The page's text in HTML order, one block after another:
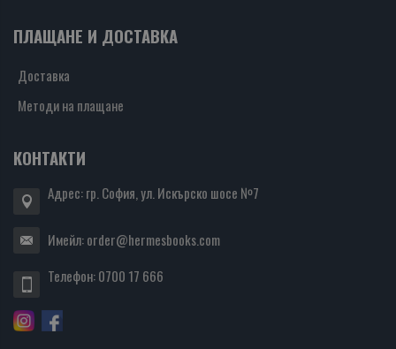
ПЛАЩАНЕ И ДОСТАВКА
Доставка
Методи на плащане
КОНТАКТИ
Адрес: гр. София, ул. Искърско шосе №7
Имейл:order@hermesbooks.com
Телефон:0700 17 666